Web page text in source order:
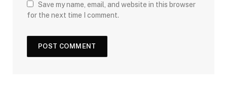
Save my name, email, and website in this browser
for the next time I comment.